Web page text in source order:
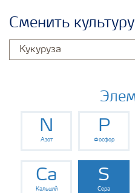
Культуры
Инструменты и сервисы
Хранение удобрений и
Сменить культуру
N
Азот
P
Фосфор
Ca
Кальций
S
Сера